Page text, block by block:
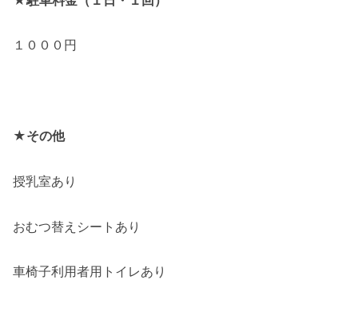
１０００円
★その他
授乳室あり
おむつ替えシートあり
車椅子利用者用トイレあり